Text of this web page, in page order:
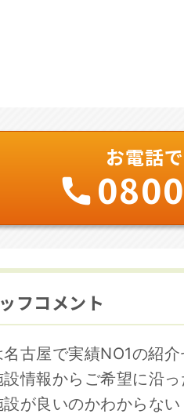
お電話
フコメント
古屋で実績NO1の紹介
情報からご希望に沿
が良いのかわからない